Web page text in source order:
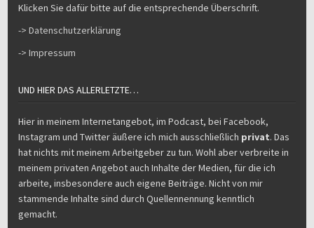
Klicken Sie dafür bitte auf die entsprechende Überschrift.
-> Datenschutzerklärung
-> Impressum
UND HIER DAS ALLERLETZTE…
Hier in meinem Internetangebot, im Podcast, bei Facebook,
Instagram und Twitter äußere ich mich ausschließlich privat. Das
hat nichts mit meinem Arbeitgeber zu tun. Wohl aber verbreite in
meinem privaten Angebot auch Inhalte der Medien, für die ich
arbeite, insbesondere auch eigene Beiträge. Nicht von mir
stammende Inhalte sind durch Quellennennung kenntlich
gemacht.